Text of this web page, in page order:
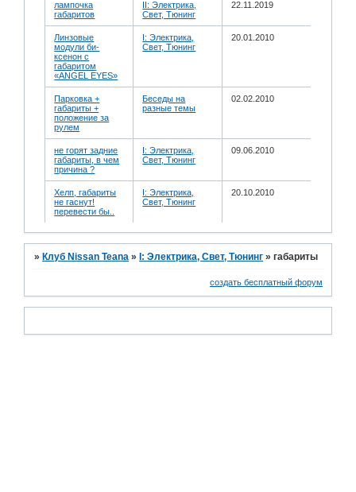
лампочка
габаритов
II: Электрика,
Свет, Тюнинг
22.11.2019
Линзовые
модули би-
ксенон с
габаритом
«ANGEL EYES»
I: Электрика,
Свет, Тюнинг
20.01.2010
Парковка +
габариты +
положение за
рулем
Беседы на
разные темы
02.02.2010
не горят задние
габариты, в чем
причина ?
I: Электрика,
Свет, Тюнинг
09.06.2010
Хелп, габариты
не гаснут!
перевести бы..
I: Электрика,
Свет, Тюнинг
20.10.2010
» Клуб Nissan Teana » I: Электрика, Свет, Тюнинг »габариты
создать бесплатный форум